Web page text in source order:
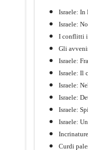
PDF
Israele: In
Israele:
I conflitti
Gli
Israele:
Israele: Il
Israele:
Israele:
Israele:
Israele:
Curdi